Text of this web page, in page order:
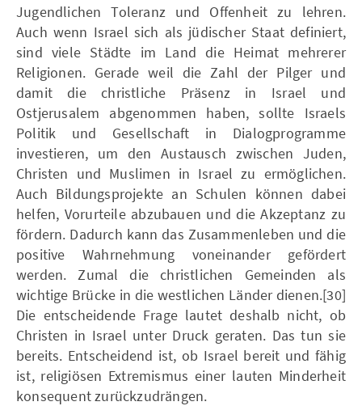
Jugendlichen Toleranz und Offenheit zu lehren.
Auch wenn Israel sich als jüdischer Staat definiert,
sind viele Städte im Land die Heimat mehrerer
Religionen. Gerade weil die Zahl der Pilger und
damit die christliche Präsenz in Israel und
Ostjerusalem abgenommen haben, sollte Israels
Politik und Gesellschaft in Dialogprogramme
investieren, um den Austausch zwischen Juden,
Christen und Muslimen in Israel zu ermöglichen.
Auch Bildungsprojekte an Schulen können dabei
helfen, Vorurteile abzubauen und die Akzeptanz zu
fördern. Dadurch kann das Zusammenleben und die
positive Wahrnehmung voneinander gefördert
werden. Zumal die christlichen Gemeinden als
wichtige Brücke in die westlichen Länder dienen.[30]
Die entscheidende Frage lautet deshalb nicht, ob
Christen in Israel unter Druck geraten. Das tun sie
bereits. Entscheidend ist, ob Israel bereit und fähig
ist, religiösen Extremismus einer lauten Minderheit
konsequent zurückzudrängen.